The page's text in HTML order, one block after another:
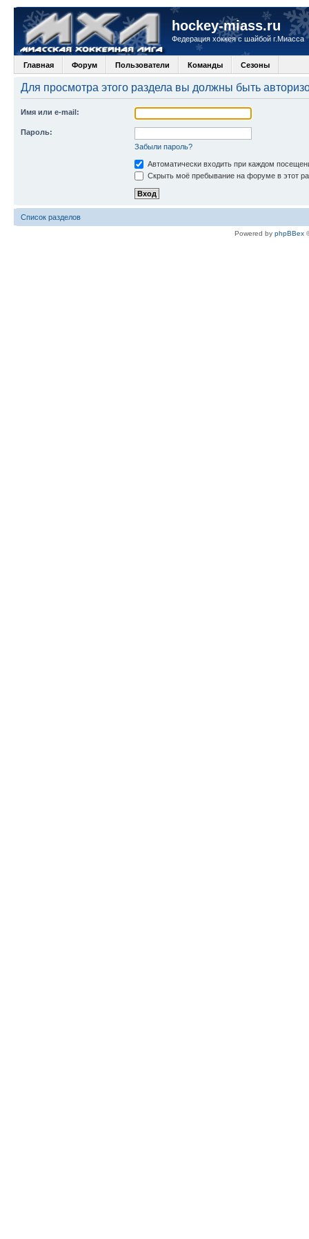
hockey-miass.ru
Федерация хоккея с шайбой г.Миасса
Главная Форум Пользователи Команды Сезоны
Для просмотра этого раздела вы должны быть
Имя или e-mail:
Пароль:
Забыли пароль?
Автоматически входить при каждом
Скрыть моё пребывание на форуме в этот
Список разделов
Powered by phpBBex